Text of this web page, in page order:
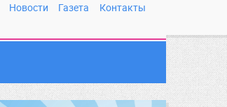
Новости Газета Контакты